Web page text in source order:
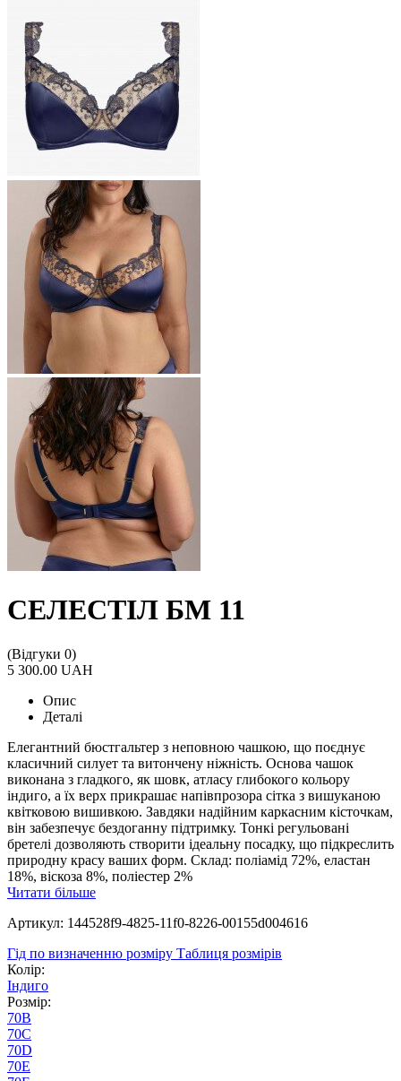
СЕЛЕСТІЛ БМ 11
(Відгуки 0)
5 300.00 UAH
Опис
Деталі
Елегантний бюстгальтер з неповною чашкою, що поєднує
класичний силует та витончену ніжність. Основа чашок
виконана з гладкого, як шовк, атласу глибокого кольору
індиго, а їх верх прикрашає напівпрозора сітка з вишуканою
квітковою вишивкою. Завдяки надійним каркасним кісточкам,
він забезпечує бездоганну підтримку. Тонкі регульовані
бретелі дозволяють створити ідеальну посадку, що підкреслить
природну красу ваших форм. Склад: поліамід 72%, еластан
18%, віскоза 8%, поліестер 2%
Читати більше
Артикул: 144528f9-4825-11f0-8226-00155d004616
Гід по визначенню розміру Таблиця розмірів
Колір:
Індиго
Розмір:
70B
70C
70D
70E